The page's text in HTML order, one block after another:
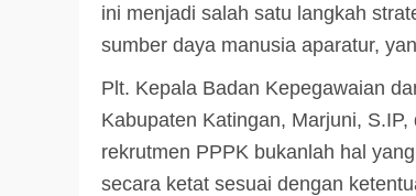
ini menjadi salah satu langkah
sumber daya manusia aparatur,
Plt. Kepala Badan Kepegawaian
Kabupaten Katingan, Marjuni,
rekrutmen PPPK bukanlah hal
secara ketat sesuai dengan